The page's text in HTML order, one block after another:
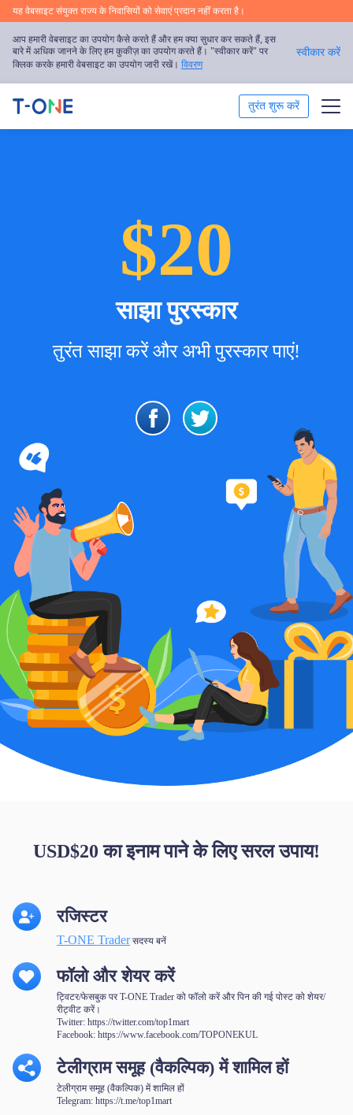
यह वेबसाइट संयुक्त राज्य के निवासियों को सेवाएं प्रदान नहीं करता है।
आप हमारी वेबसाइट का उपयोग कैसे करते हैं और हम क्या सुधार कर सकते हैं, इस
बारे में अधिक जानने के लिए हम कुकीज़ का उपयोग करते हैं। "स्वीकार करें" पर
क्लिक करके हमारी वेबसाइट का उपयोग जारी रखें। विवरण
स्वीकार करें
तुरंत शुरू करें
हिन्दी
$20
साझा पुरस्कार
तुरंत साझा करें और अभी पुरस्कार पाएं!
USD$20 का इनाम पाने के लिए सरल उपाय!
रजिस्टर
T-ONE Trader सदस्य बनें
फॉलो और शेयर करें
ट्विटर/फेसबुक पर T-ONE Trader को फॉलो करें और पिन की गई पोस्ट को शेयर/
रीट्वीट करें।
Twitter: https://twitter.com/top1mart
Facebook: https://www.facebook.com/TOPONEKUL
टेलीग्राम समूह (वैकल्पिक) में शामिल हों
टेलीग्राम समूह (वैकल्पिक) में शामिल हों
Telegram: https://t.me/top1mart